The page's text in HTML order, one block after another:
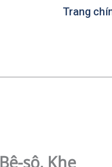
Trang
Bê-sô, Khe